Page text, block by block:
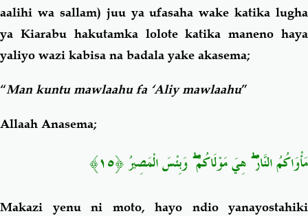
aalihi wa sallam) juu ya ufasaha wake katika lugha
ya Kiarabu hakutamka lolote katika maneno haya
yaliyo wazi kabisa na badala yake akasema;
“Man kuntu mawlaahu fa ‘Aliy mawlaahu”
Allaah Anasema;
مَأْوَاكُمُ النَّارُ ۖ هِيَ مَوْلَاكُمْ ۖ وَبِئْسَ الْمَصِيرُ ﴿١٥﴾
Makazi yenu ni moto, hayo ndio yanayostahiki